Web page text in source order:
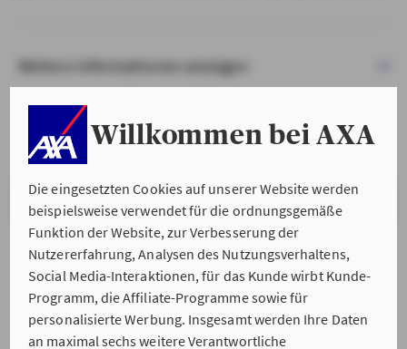
Willkommen bei AXA
Die eingesetzten Cookies auf unserer Website werden
beispielsweise verwendet für die ordnungsgemäße
Funktion der Website, zur Verbesserung der
Nutzererfahrung, Analysen des Nutzungsverhaltens,
Social Media-Interaktionen, für das Kunde wirbt Kunde-
Programm, die Affiliate-Programme sowie für
personalisierte Werbung. Insgesamt werden Ihre Daten
an maximal sechs weitere Verantwortliche
Weitere Informationen anzeigen
VERSTANDEN & WEITER